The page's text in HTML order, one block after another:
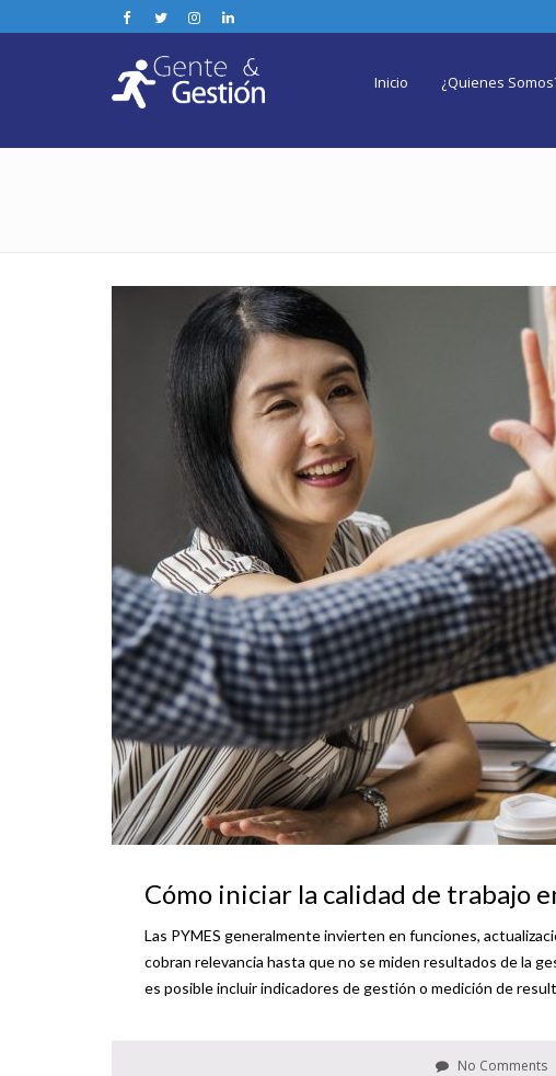
Inicio ¿Quienes
Cómo iniciar la calidad de trabajo
Las PYMES generalmente invierten en funciones,
cobran relevancia hasta que no se miden resultados de la
es posible incluir indicadores de gestión o medición de
No Comments